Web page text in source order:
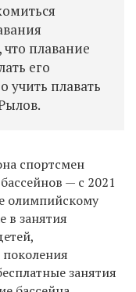
плавание
его
учить плавать
спортсмен
— с 2021
олимпийскому
в занятия
занятия